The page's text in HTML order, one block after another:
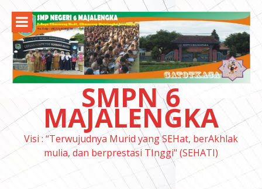
konten
SMPN 6
MAJALENGKA
Visi : “Terwujudnya Murid yang SEHat, berAkhlak
mulia, dan berprestasi TInggi" (SEHATI)